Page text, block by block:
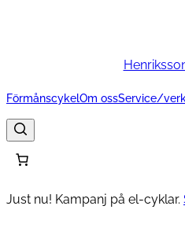
FörmånscykelOm ossService/
Just nu! Kampanj på el-cyklar.